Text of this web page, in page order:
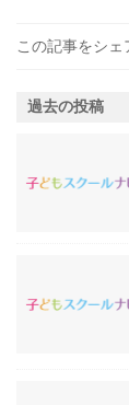
この記事をシェ
過去の投稿